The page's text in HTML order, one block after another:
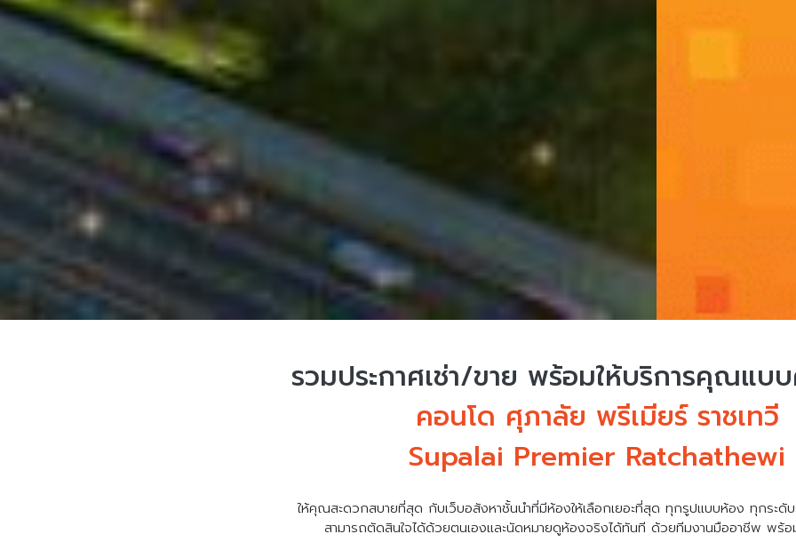
รวมประกาศเช่า/ขาย พร้อมให้บริการคุณแบ
คอนโด ศุภาลัย พรีเมียร์ ราชเทวี
Supalai Premier Ratchathewi
ให้คุณสะดวกสบายที่สุด กับเว็บอสังหาชั้นนำที่มีห้องให้เลือกเยอะที่สุด ทุกรูปแบบห้อง ทุกระดั
สามารถตัดสินใจได้ด้วยตนเองและนัดหมายดูห้องจริงได้ทันที ด้วยทีมงานมืออาชีพ พร้